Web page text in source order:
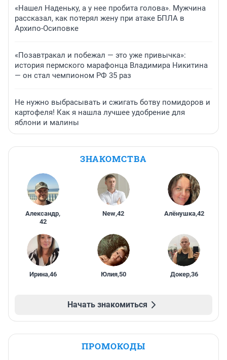
«Нашел Наденьку, а у нее пробита голова». Мужчина
рассказал, как потерял жену при атаке БПЛА в
Архипо-Осиповке
«Позавтракал и побежал — это уже привычка»:
история пермского марафонца Владимира Никитина
— он стал чемпионом РФ 35 раз
Не нужно выбрасывать и сжигать ботву помидоров и
картофеля! Как я нашла лучшее удобрение для
яблони и малины
ЗНАКОМСТВА
Александр,
42
New,42 Алёнушка,42
Ирина,46 Юлия,50 Докер,36
Начать знакомиться
ПРОМОКОДЫ